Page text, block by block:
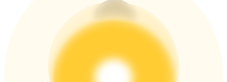
BTC New User Exclusive: 6.5% APR
BTC Flexible Staking | Daily Rewards